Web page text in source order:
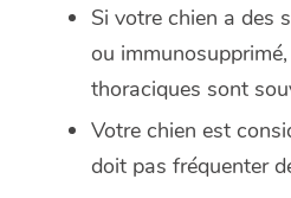
Si votre chien a des
ou
thoraciques sont
Votre chien est
doit pas fréquenter